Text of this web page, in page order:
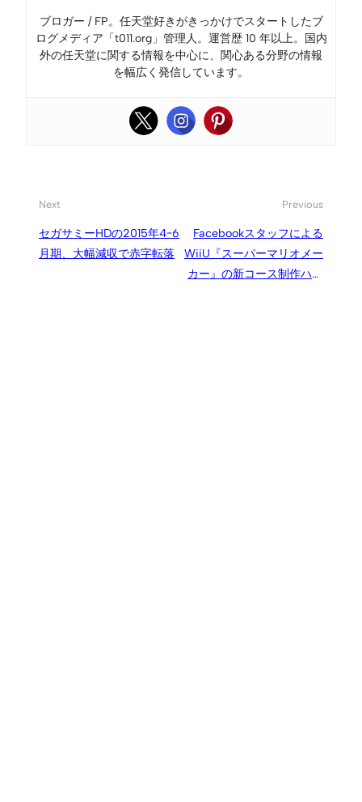
ブロガー / FP。任天堂好きがきっかけでスタートしたブ
ログメディア「t011.org」管理人。運営歴 10 年以上。国内
外の任天堂に関する情報を中心に、関心ある分野の情報
を幅広く発信しています。
Next
セガサミーHDの2015年4−6
月期、大幅減収で赤字転落
Previous
Facebookスタッフによる
WiiU『スーパーマリオメー
カー』の新コース制作ハッ